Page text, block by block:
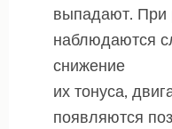
выпадают. При
наблюдаются
снижение
их тонуса,
появляются